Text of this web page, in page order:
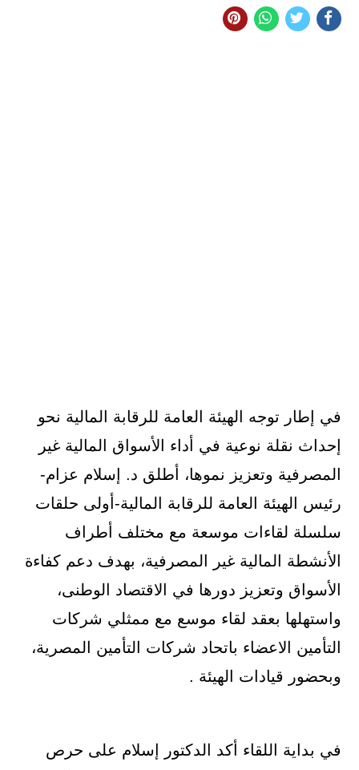
في إطار توجه الهيئة العامة للرقابة المالية نحو
إحداث نقلة نوعية في أداء الأسواق المالية غير
المصرفية وتعزيز نموها، أطلق د. إسلام عزام-
رئيس الهيئة العامة للرقابة المالية-أولى حلقات
سلسلة لقاءات موسعة مع مختلف أطراف
الأنشطة المالية غير المصرفية، بهدف دعم كفاءة
الأسواق وتعزيز دورها في الاقتصاد الوطنى،
واستهلها بعقد لقاء موسع مع ممثلي شركات
التأمين الاعضاء باتحاد شركات التأمين المصرية،
وبحضور قيادات الهيئة .
في بداية اللقاء أكد الدكتور إسلام على حرص